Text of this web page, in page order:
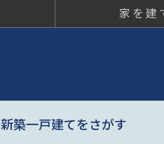
家を建
新築一戸建てをさがす